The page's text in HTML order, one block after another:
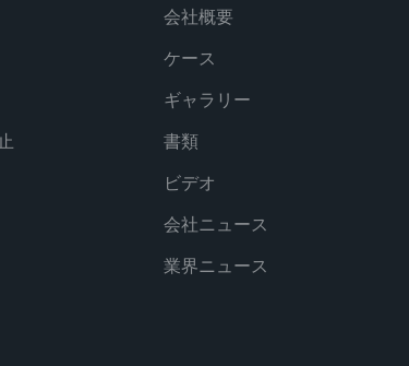
会社概要
ケース
ギャラリー
書類
ビデオ
会社ニュース
業界ニュース